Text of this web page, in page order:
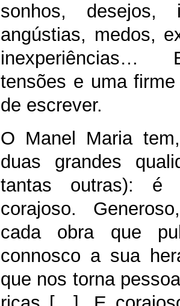
sonhos, desejos,
angústias, medos,
inexperiências…
tensões e uma
de escrever.
O Manel Maria
duas grandes
tantas outras): é
corajoso.
cada obra que
connosco a sua
que nos torna